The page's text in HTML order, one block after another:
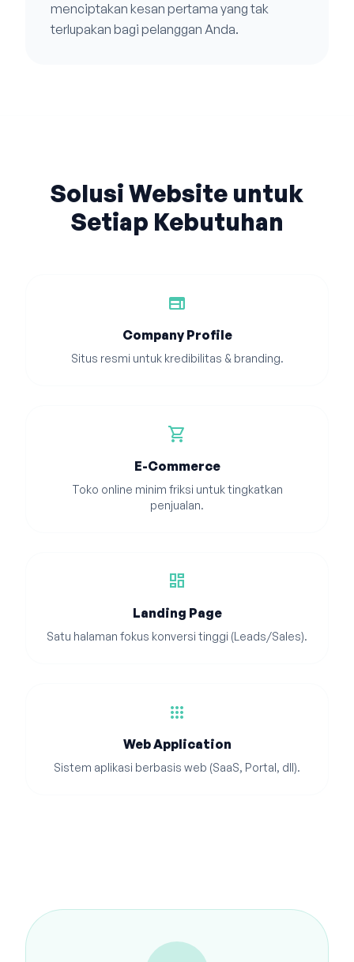
menciptakan kesan pertama yang tak
terlupakan bagi pelanggan Anda.
Solusi Website untuk
Setiap Kebutuhan
web
Company Profile
Situs resmi untuk kredibilitas & branding.
shopping_cart
E-Commerce
Toko online minim friksi untuk tingkatkan
penjualan.
dashboard
Landing Page
Satu halaman fokus konversi tinggi (Leads/Sales).
apps
Web Application
Sistem aplikasi berbasis web (SaaS, Portal, dll).